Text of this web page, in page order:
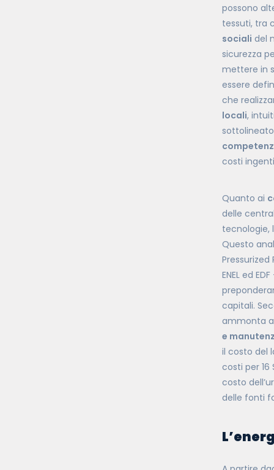
possono
tessuti, tra
sociali del
sicurezza
mettere in
essere
che
locali,
costi
Quanto ai
delle
tecnologie,
Questo
ENEL ed
capitali.
ammonta
e
il costo del
costi per 16
costo
delle fonti